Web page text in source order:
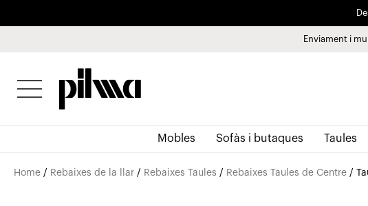
Enviament i
pilma
Mobles Sofàs i butaques Taules
Home / Rebaixes de la llar / Rebaixes Taules / Rebaixes Taules de Centre /